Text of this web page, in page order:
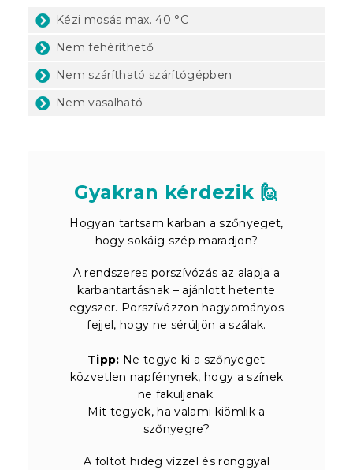
Kézi mosás max. 40 °C
Nem fehéríthető
Nem szárítható szárítógépben
Nem vasalható
Gyakran kérdezik 🙋
Hogyan tartsam karban a szőnyeget,
hogy sokáig szép maradjon?
A rendszeres porszívózás az alapja a
karbantartásnak – ajánlott hetente
egyszer. Porszívózzon hagyományos
fejjel, hogy ne sérüljön a szálak.
Tipp: Ne tegye ki a szőnyeget
közvetlen napfénynek, hogy a színek
ne fakuljanak.
Mit tegyek, ha valami kiömlik a
szőnyegre?
A foltot hideg vízzel és ronggyal